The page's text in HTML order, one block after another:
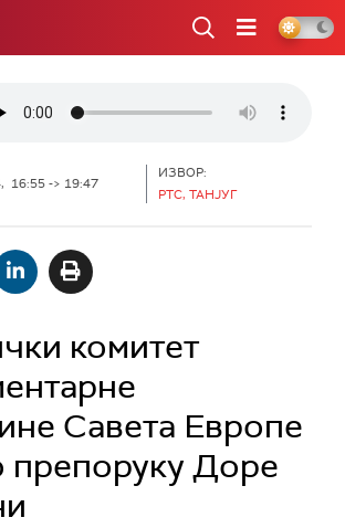
16:55 -> 19:47
ИЗВОР:
РТС, ТАНЈУГ
комитет
Савета Европе
препоруку Доре